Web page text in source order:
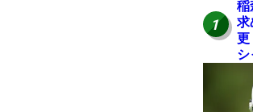
1
稲
求
シ